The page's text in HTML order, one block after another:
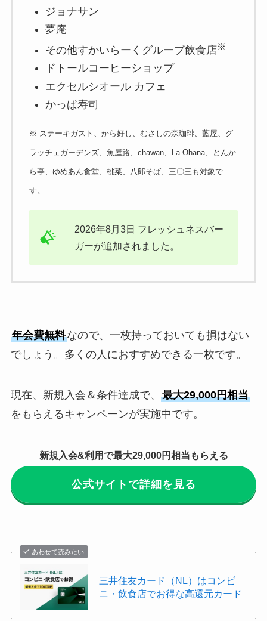
ジョナサン
夢庵
その他すかいらーくグループ飲食店※
ドトールコーヒーショップ
エクセルシオール カフェ
かっぱ寿司
※ ステーキガスト、から好し、むさしの森珈琲、藍屋、グ
ラッチェガーデンズ、魚屋路、chawan、La Ohana、とんか
ら亭、ゆめあん食堂、桃菜、八郎そば、三〇三も対象で
す。
2026年8月3日 フレッシュネスバー
ガーが追加されました。
年会費無料なので、一枚持っておいても損はない
でしょう。多くの人におすすめできる一枚です。
現在、新規入会＆条件達成で、 最大29,000円相当
をもらえるキャンペーンが実施中です。
新規入会&利用で最大29,000円相当もらえる
公式サイトで詳細を見る
あわせて読みたい
三井住友カード（NL）はコンビ
ニ・飲食店でお得な高還元カード